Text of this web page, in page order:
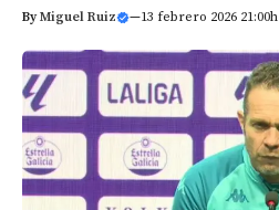
ByMiguel Ruiz —13 febrero 2026 21:00h